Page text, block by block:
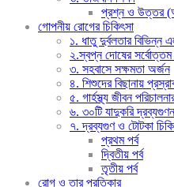
প্রশ্ন ও উত্তর
গোপনীয় রোগের চিকিৎসা
১. ধাতু দুর্বলতার বিভিন্ন
২.স্বপ্ন দোষের সর্বোত্তম
৩. সহবাসে সক্ষমতা অর্জন
৪. শিশুদের বিছানায়
৫. গার্হস্থ্য জীবন
৬. ৩০টি যাদুকরি দ্রব্যগুণন
৭. দ্রব্যগুণ ও টোটকা
প্রথম পর্ব
দ্বিতীয় পর্ব
তৃতীয় পর্ব
রোগ ও তার প্রতিকার